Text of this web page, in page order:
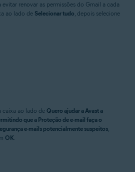
evitar renovar as permissões do Gmail a cada
ao lado de Selecionar tudo, depois selecione
caixa ao lado de Quero ajudar a Avast a
que a Proteção de e-mail faça o
e-mails potencialmente suspeitos
OK